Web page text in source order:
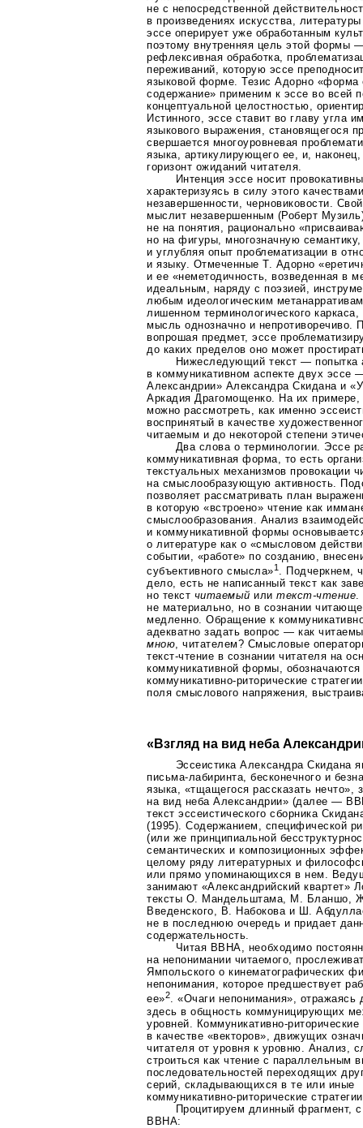
не с непосредственной
в произведениях искусства,
эссе оперирует уже обработанным
поэтому внутренняя цель этой формы
рефлексивная обработка,
переживаний, которую эссе
языковой форме. Тезис Адорно «форма
содержание» применим к эссе во всей
концептуальной целостностью,
Истинного, эссе ставит во главу угла
языкового выражения, становящегося
свершается многоуровневая
языка, артикулирующего ее, и,
горизонт ожиданий читателя.
Интенция эссе носит
характеризуясь в силу этого
незавершенности, черновиковости.
мыслит незавершенным (Роберт
не на понятия, рационально
но на фигуры, многозначную
и углубляя опыт проблематизации в
и языку. Отмеченные Т. Адорно
и ее «неметодичность, возведенная в
идеальным, наряду с поэзией,
любым идеологическим
лишенном терминологического
мысль однозначно и непротиворечиво.
вопрошая предмет, эссе
до каких пределов оно может
Нижеследующий текст — попытка
в коммуникативном аспекте двух эссе
Александрии» Александра Скидана и
Аркадия Драгомощенко. На их примере,
можно рассмотреть, как именно
воспринятый в качестве
читаемым и до некоторой степени
Два слова о терминологии. Эссе
коммуникативная форма, то есть
текстуальных механизмов провокации
на смыслообразующую активность.
позволяет рассматривать план
в которую «встроено» чтение как
смыслообразования. Анализ
и коммуникативной формы
о литературе как о «смысловом
событии, «работе» по созданию,
субъективного смысла»1
. Подчеркнем,
дело, есть не написанный текст как
но текст читаемый илитекст-чтение
не материально, но в сознании
медленно. Обращение к
адекватно задать вопрос — как
мною , читателем? Смысловые
текст-чтение в сознании читателя на
коммуникативной формы, обозначаются
коммуникативно-риторические
поля смыслового напряжения,
«Взгляд на вид неба
Эссеистика Александра Скидана
письма-лабиринта, бесконечного и
языка, «тщащегося рассказать нечто»,
на вид неба Александрии» (далее —
текст эссеистического сборника
(1995). Содержанием, специфической
(или же принципиальной
семантических и композиционных
целому ряду литературных и
или прямо упоминающихся в нем.
занимают «Александрийский квартет»
тексты О. Мандельштама, М. Бланшо,
Введенского, В. Набокова и Ш.
не в последнюю очередь и придает
содержательность.
Читая ВВНА, необходимо
на непонимании читаемого,
Ямпольского о кинематографических
непонимания, которое предшествует
ее»2. «Очаги непонимания», отражаясь
здесь в общность коммуницирующих
уровней. Коммуникативно-риторические
в качестве «векторов», движущих
читателя от уровня к уровню. Анализ,
строиться как чтение с параллельным
последовательностей переходящих
серий, складывающихся в те или иные
коммуникативно-риторические
Процитируем длинный фрагмент, с
ВВНА: